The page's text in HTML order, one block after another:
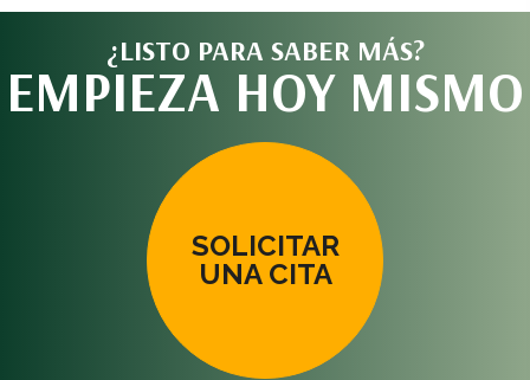
¿LISTO PARA SABER MÁS?
EMPIEZA HOY MISMO
SOLICITAR
UNA CITA